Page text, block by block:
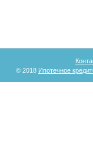
© 2018 Ипотечное